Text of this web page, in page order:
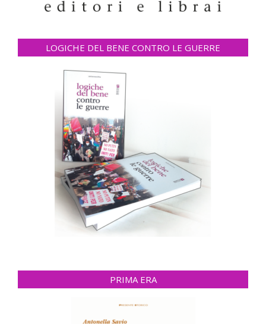
LOGICHE DEL BENE CONTRO LE GUERRE
PRIMA ERA